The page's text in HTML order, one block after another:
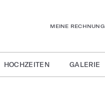
MEINE RECHNUNG
HOCHZEITEN GALERIE